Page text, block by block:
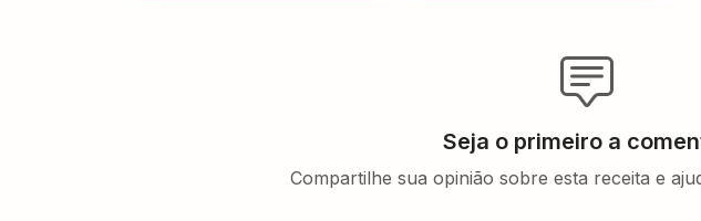
Seja o primeiro a
Compartilhe sua opinião sobre esta receita e